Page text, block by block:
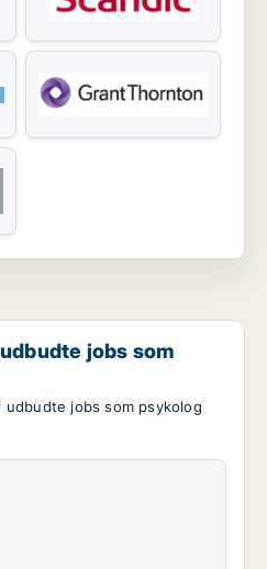
jobs som
jobs som psykolog